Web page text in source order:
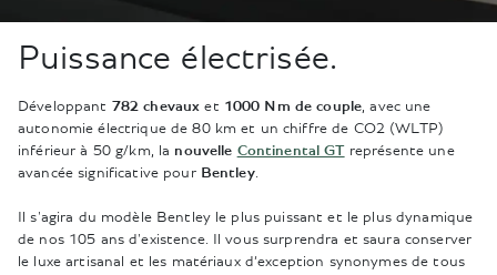
Puissance électrisée.
Développant 782 chevaux et 1000 Nm de couple, avec une
autonomie électrique de 80 km et un chiffre de CO2 (WLTP)
inférieur à 50 g/km, la nouvelle Continental GTreprésente une
avancée significative pour Bentley.
Il s'agira du modèle Bentley le plus puissant et le plus dynamique
de nos 105 ans d'existence. Il vous surprendra et saura conserver
le luxe artisanal et les matériaux d’exception synonymes de tous